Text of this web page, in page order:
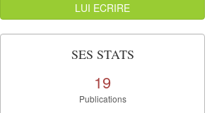
LUI ECRIRE
SES STATS
19
Publications